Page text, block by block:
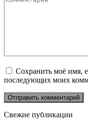
Сохранить моё имя,
последующих моих
Свежие публикации